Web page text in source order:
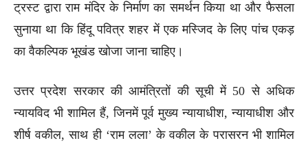
ट्रस्ट द्वारा राम मंदिर के निर्माण का समर्थन किया था और फैसला
सुनाया था कि हिंदू पवित्र शहर में एक मस्जिद के लिए पांच एकड़
का वैकल्पिक भूखंड खोजा जाना चाहिए।
उत्तर प्रदेश सरकार की आमंत्रितों की सूची में 50 से अधिक
न्यायविद भी शामिल हैं, जिनमें पूर्व मुख्य न्यायाधीश, न्यायाधीश और
शीर्ष वकील, साथ ही ‘राम लला’ के वकील के परासरन भी शामिल